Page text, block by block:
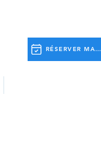
RÉSERVER MAINTENANT